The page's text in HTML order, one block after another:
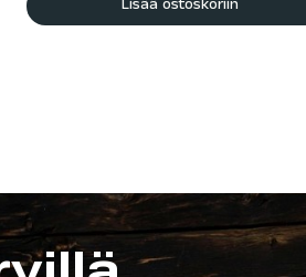
Lisää ostoskoriin